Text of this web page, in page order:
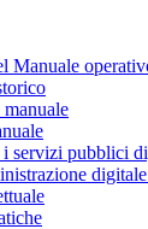
Manuale
i servizi pubblici